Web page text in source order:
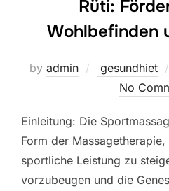
Rüti:
Wohlbefinden
by admin gesundhiet
No
Einleitung: Die
Form der
sportliche Leistung zu
vorzubeugen und die